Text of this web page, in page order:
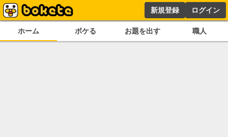
新規登録 ログイン
ホーム ボケる お題を出す 職人